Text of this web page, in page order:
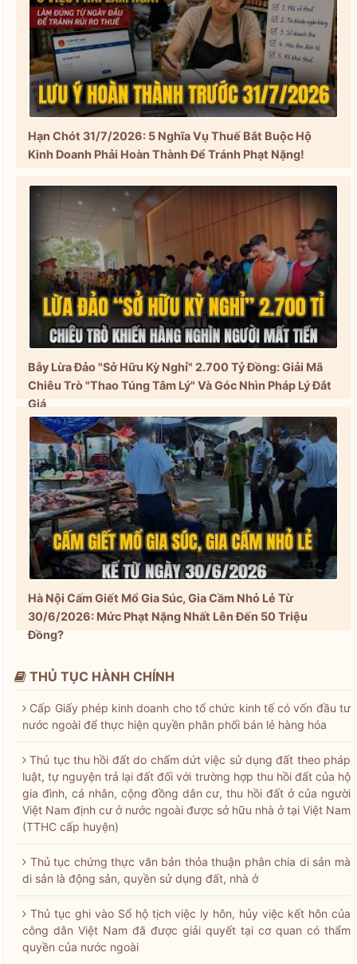
Hạn Chót 31/7/2026: 5 Nghĩa Vụ Thuế Bắt Buộc Hộ
Kinh Doanh Phải Hoàn Thành Để Tránh Phạt Nặng!
Bẫy Lừa Đảo "Sở Hữu Kỳ Nghỉ" 2.700 Tỷ Đồng: Giải Mã
Chiêu Trò "Thao Túng Tâm Lý" Và Góc Nhìn Pháp Lý Đắt
Giá
Hà Nội Cấm Giết Mổ Gia Súc, Gia Cầm Nhỏ Lẻ Từ
30/6/2026: Mức Phạt Nặng Nhất Lên Đến 50 Triệu
Đồng?
THỦ TỤC HÀNH CHÍNH
Cấp Giấy phép kinh doanh cho tổ chức kinh tế có vốn đầu tư
nước ngoài để thực hiện quyền phân phối bán lẻ hàng hóa
Thủ tục thu hồi đất do chấm dứt việc sử dụng đất theo pháp
luật, tự nguyện trả lại đất đối với trường hợp thu hồi đất của hộ
gia đình, cá nhân, cộng đồng dân cư, thu hồi đất ở của người
Việt Nam định cư ở nước ngoài được sở hữu nhà ở tại Việt Nam
(TTHC cấp huyện)
Thủ tục chứng thực văn bản thỏa thuận phân chia di sản mà
di sản là động sản, quyền sử dụng đất, nhà ở
Thủ tục ghi vào Sổ hộ tịch việc ly hôn, hủy việc kết hôn của
công dân Việt Nam đã được giải quyết tại cơ quan có thẩm
quyền của nước ngoài